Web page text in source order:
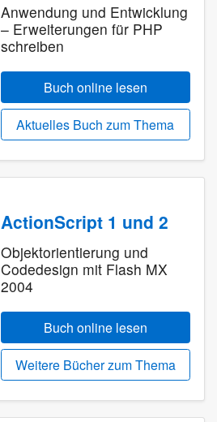
Anwendung und Entwicklung
– Erweiterungen für PHP
schreiben
Buch online lesen
Aktuelles Buch zum Thema
ActionScript 1 und 2
Objektorientierung und
Codedesign mit Flash MX
2004
Buch online lesen
Weitere Bücher zum Thema